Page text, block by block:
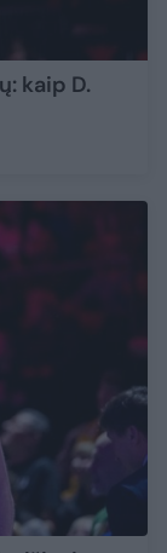
kaip D.